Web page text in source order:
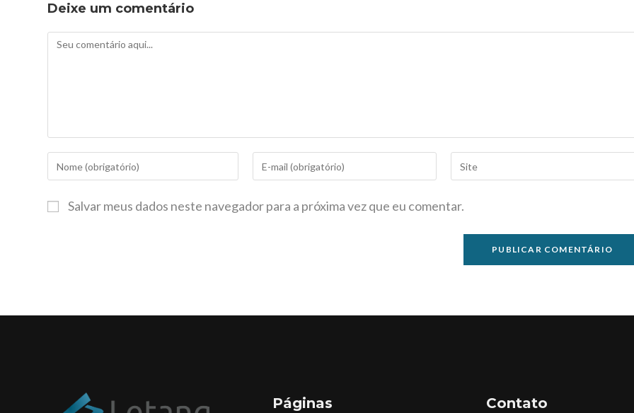
Deixe um comentário
Salvar meus dados neste navegador para a próxima vez que eu comentar.
Páginas Contato